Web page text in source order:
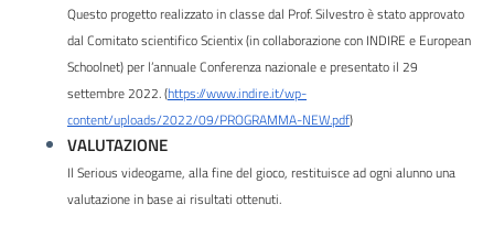
Questo progetto realizzato in classe dal Prof. Silvestro è stato approvato
dal Comitato scientifico Scientix (in collaborazione con INDIRE e European
Schoolnet) per l’annuale Conferenza nazionale e presentato il 29
settembre 2022. (https://www.indire.it/wp-
content/uploads/2022/09/PROGRAMMA-NEW.pdf)
VALUTAZIONE
Il Serious videogame, alla fine del gioco, restituisce ad ogni alunno una
valutazione in base ai risultati ottenuti.